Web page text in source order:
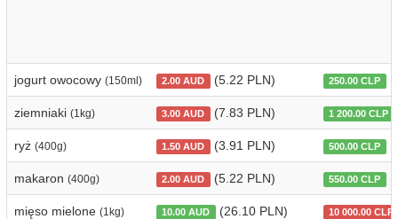
jogurt owocowy (150ml) 2.00 AUD (5.22 PLN) 250.00 CLP
ziemniaki (1kg) 3.00 AUD (7.83 PLN) 1 200.00 CLP
ryż (400g) 1.50 AUD (3.91 PLN) 500.00 CLP
makaron (400g) 2.00 AUD (5.22 PLN) 550.00 CLP
mięso mielone (1kg) 10.00 AUD (26.10 PLN) 10 000.00 CLP